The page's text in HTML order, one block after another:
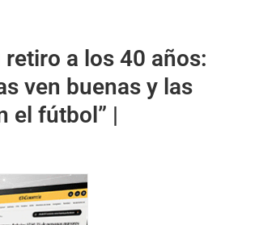
a los 40 años:
ven buenas y las
el fútbol” |